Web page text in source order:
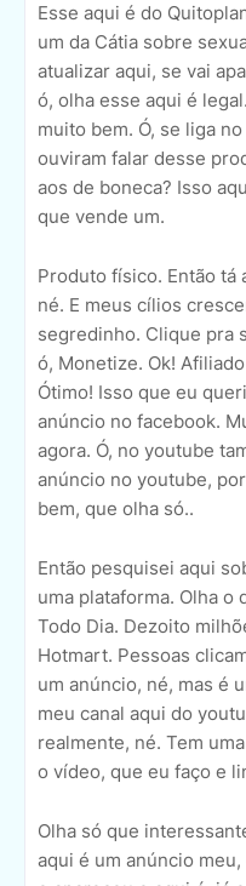
Esse aqui é do
um da Cátia sobre
atualizar aqui, se vai
ó, olha esse aqui é
muito bem. Ó, se liga
ouviram falar desse
aos de boneca? Isso
que vende um.
Produto físico. Então tá
né. E meus cílios
segredinho. Clique pra
ó, Monetize. Ok!
Ótimo! Isso que eu
anúncio no facebook.
agora. Ó, no youtube
anúncio no youtube,
bem, que olha só..
Então pesquisei aqui
uma plataforma. Olha o
Todo Dia. Dezoito
Hotmart. Pessoas
um anúncio, né, mas é
meu canal aqui do
realmente, né. Tem
o vídeo, que eu faço e
Olha só que
aqui é um anúncio